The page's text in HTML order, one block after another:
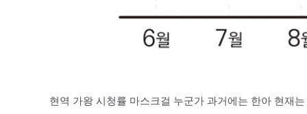
현역 가왕 시청률 마스크걸 누군가 과거에는 한아 현재